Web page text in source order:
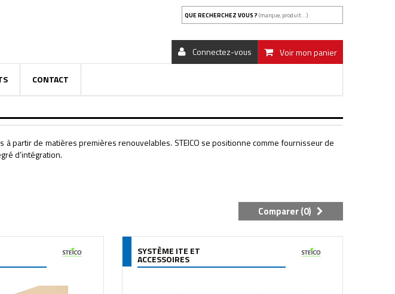
QUE RECHERCHEZ VOUS ? (marque, produit...)
Voir mon panier
Connectez-vous
CONTACT
partir de matières premières renouvelables. STEICO se positionne comme fournisseur de
d‘intégration.
Comparer (0)
SYSTÈME ITE ET
ACCESSOIRES